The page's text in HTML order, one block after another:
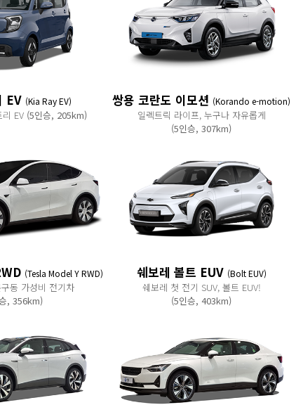
EV (Kia Ray EV)
EV (5인승, 205km)
쌍용 코란도 이모션 (Korando e-motion)
일렉트릭 라이프, 누구나 자유롭게
(5인승, 307km)
(Tesla Model Y RWD)
동 가성비 전기차
, 356km)
쉐보레 볼트 EUV (Bolt EUV)
쉐보레 첫 전기 SUV, 볼트 EUV!
(5인승, 403km)